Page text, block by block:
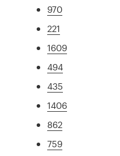
970
221
1609
494
435
1406
862
759